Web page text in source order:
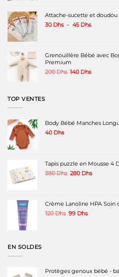
du
250 Dhs.
Attache-sucette et doudou
30 Dhs – 45 DhsPlage
à
45 Dhs
Grenouillère Bébé avec
Premium
200Dhs Le
140 DhsLe
TOP VENTES
Body Bébé Manches
40 Dhs
Tapis puzzle en Mousse 4
380Dhs Le
380 Dhs.
280 DhsLe
280 Dhs.
Crème Lanoline HPA Soin
120Dhs Le
99 DhsLe
EN SOLDES
Protèges genoux bébé -